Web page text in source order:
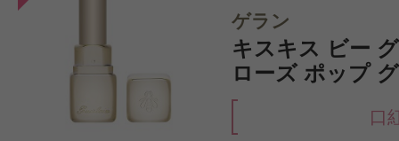
ゲラン
キスキス ビー
ローズ ポップ
口